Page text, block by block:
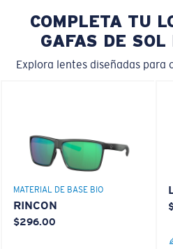
COMPLETA TU
GAFAS DE SOL
Explora lentes diseñadas para
MATERIAL DE BASE BIO
RINCON
$296.00